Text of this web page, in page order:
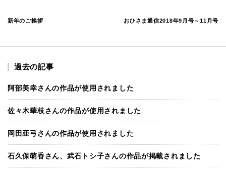
新年のご挨拶 おひさま通信2018年9月号～11月号
過去の記事
阿部美幸さんの作品が使用されました
佐々木華枝さんの作品が使用されました
岡田亜弓さんの作品が使用されました
石久保萌香さん、武石トシ子さんの作品が掲載されました